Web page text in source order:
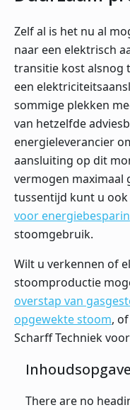
Zelf al is het nu al
naar een elektrisch
transitie kost alsnog
een
sommige plekken
van hetzelfde
energieleverancier
aansluiting op dit
vermogen maximaal
tussentijd kunt u
voor
stoomgebruik.
Wilt u verkennen of
stoomproductie
overstap van
opgewekte stoom,
Scharff Techniek
Inhoudsopgave
There are no